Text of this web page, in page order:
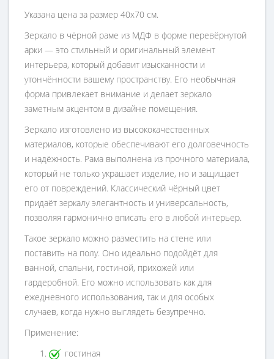
Указана цена за размер 40х70 см.
Зеркало в чёрной раме из МДФ в форме перевёрнутой
арки — это стильный и оригинальный элемент
интерьера, который добавит изысканности и
утончённости вашему пространству. Его необычная
форма привлекает внимание и делает зеркало
заметным акцентом в дизайне помещения.
Зеркало изготовлено из высококачественных
материалов, которые обеспечивают его долговечность
и надёжность. Рама выполнена из прочного материала,
который не только украшает изделие, но и защищает
его от повреждений. Классический чёрный цвет
придаёт зеркалу элегантность и универсальность,
позволяя гармонично вписать его в любой интерьер.
Такое зеркало можно разместить на стене или
поставить на полу. Оно идеально подойдёт для
ванной, спальни, гостиной, прихожей или
гардеробной. Его можно использовать как для
ежедневного использования, так и для особых
случаев, когда нужно выглядеть безупречно.
Применение:
гостиная